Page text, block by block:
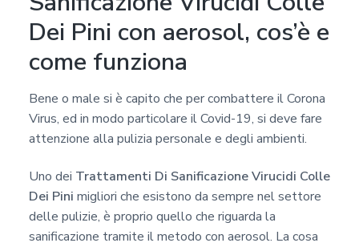
Dei Pini con aerosol, cos’è e
come funziona
Bene o male si è capito che per combattere il Corona
Virus, ed in modo particolare il Covid-19, si deve fare
attenzione alla pulizia personale e degli ambienti.
Uno dei Trattamenti Di Sanificazione Virucidi Colle
Dei Pini migliori che esistono da sempre nel settore
delle pulizie, è proprio quello che riguarda la
sanificazione tramite il metodo con aerosol. La cosa